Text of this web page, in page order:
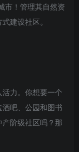
市！管理其自然资
建设社区。
力。你想要一个
吧、公园和图书
阶级社区吗？那